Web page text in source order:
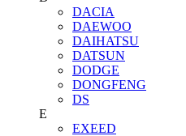
DACIA
DAEWOO
DAIHATSU
DATSUN
DODGE
DONGFENG
DS
E
EXEED